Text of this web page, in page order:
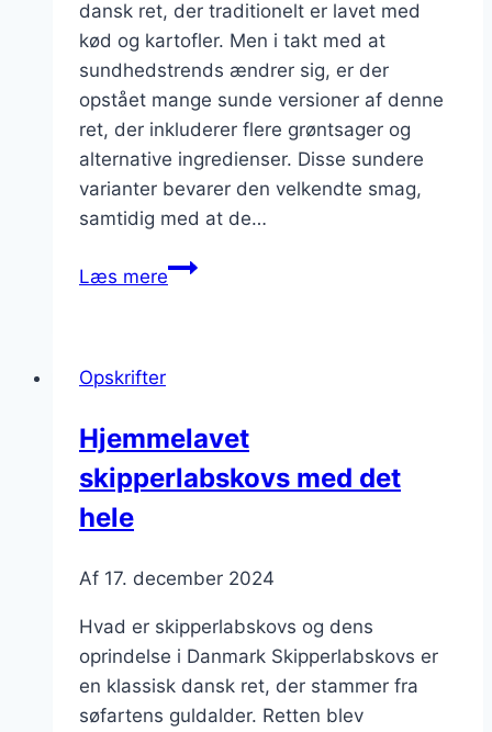
dansk ret, der traditionelt er lavet med
kød og kartofler. Men i takt med at
sundhedstrends ændrer sig, er der
opstået mange sunde versioner af denne
ret, der inkluderer flere grøntsager og
alternative ingredienser. Disse sundere
varianter bevarer den velkendte smag,
samtidig med at de…
Læs mereSunde
Opskrifter
Hjemmelavet
skipperlabskovs med det
hele
Af 17. december 2024
Hvad er skipperlabskovs og dens
oprindelse i Danmark Skipperlabskovs er
en klassisk dansk ret, der stammer fra
søfartens guldalder. Retten blev